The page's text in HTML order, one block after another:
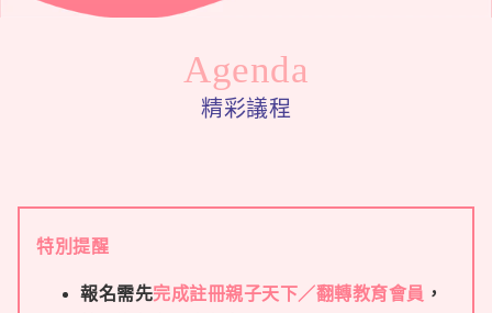
Agenda
精彩議程
特別提醒
報名需先完成註冊親子天下／翻轉教育會員 ，